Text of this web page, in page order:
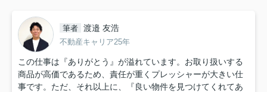
筆者 渡邉 友浩
不動産キャリア25年
この仕事は『ありがとう』が溢れています。お取り扱いする
商品が高価であるため、責任が重くプレッシャーが大きい仕
事です。ただ、それ以上に、『良い物件を見つけてくれてあ